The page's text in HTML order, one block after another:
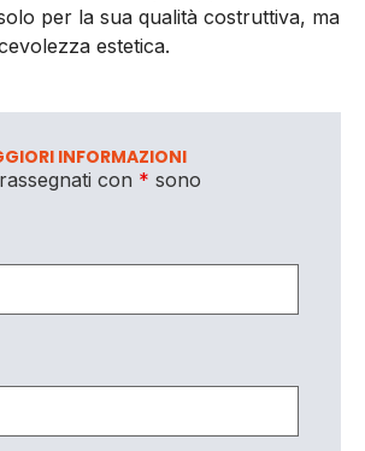
per la sua qualità costruttiva, ma
estetica.
INFORMAZIONI
con * sono